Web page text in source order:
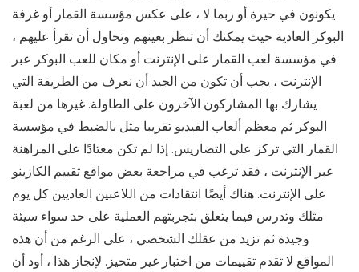
يكونون في حيرة أو ربما لا ، على عكس مؤسسة القمار أو غرفة
البوكر العادية حيث يمكنك أن تنظر بعينهم وتحاول أن تقرأ عليهم ،
في مؤسسة لعب القمار على الإنترنت أو مكان للعب البوكر عبر
الإنترنت ، يجب أن تكون من الجيد أن نعرف من الطريقة التي
يشارك بها المشاركون الآخرون على الطاولة. غيرها من لعبة
البوكر ثم معظم ألعاب الفيديو تقريبا مثل بالضبط في مؤسسة
القمار التي تركز على التضاريس. إذا لم تكن معتادًا على المراهنة
عبر الإنترنت ، فقد ترغب في مراجعة بعض مواقع تقييم الكازينو
على الإنترنت. هناك أيضًا انتقادات من اللاعبين العاديين كل يوم
مثلك وتدرس فيما يتعلق بتجربتهم العملية على حد سواء سيئة
وجيدة ثم تزيد من عقلك الشخصي ، على الرغم من أن هذه
المواقع لا تقدم تقييمات من اختبار غير متحيز. لإنجاز هذا ، أود أن